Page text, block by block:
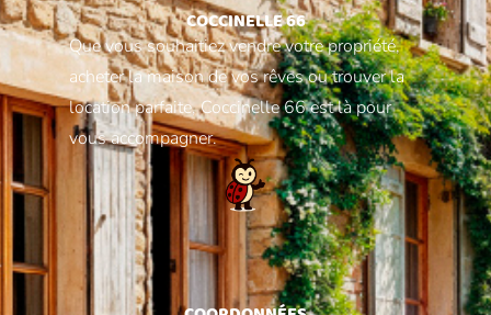
COCCINELLE 66
Que vous souhaitiez vendre votre propriété,
acheter la maison de vos rêves ou trouver la
location parfaite, Coccinelle 66 est là pour
vous accompagner.